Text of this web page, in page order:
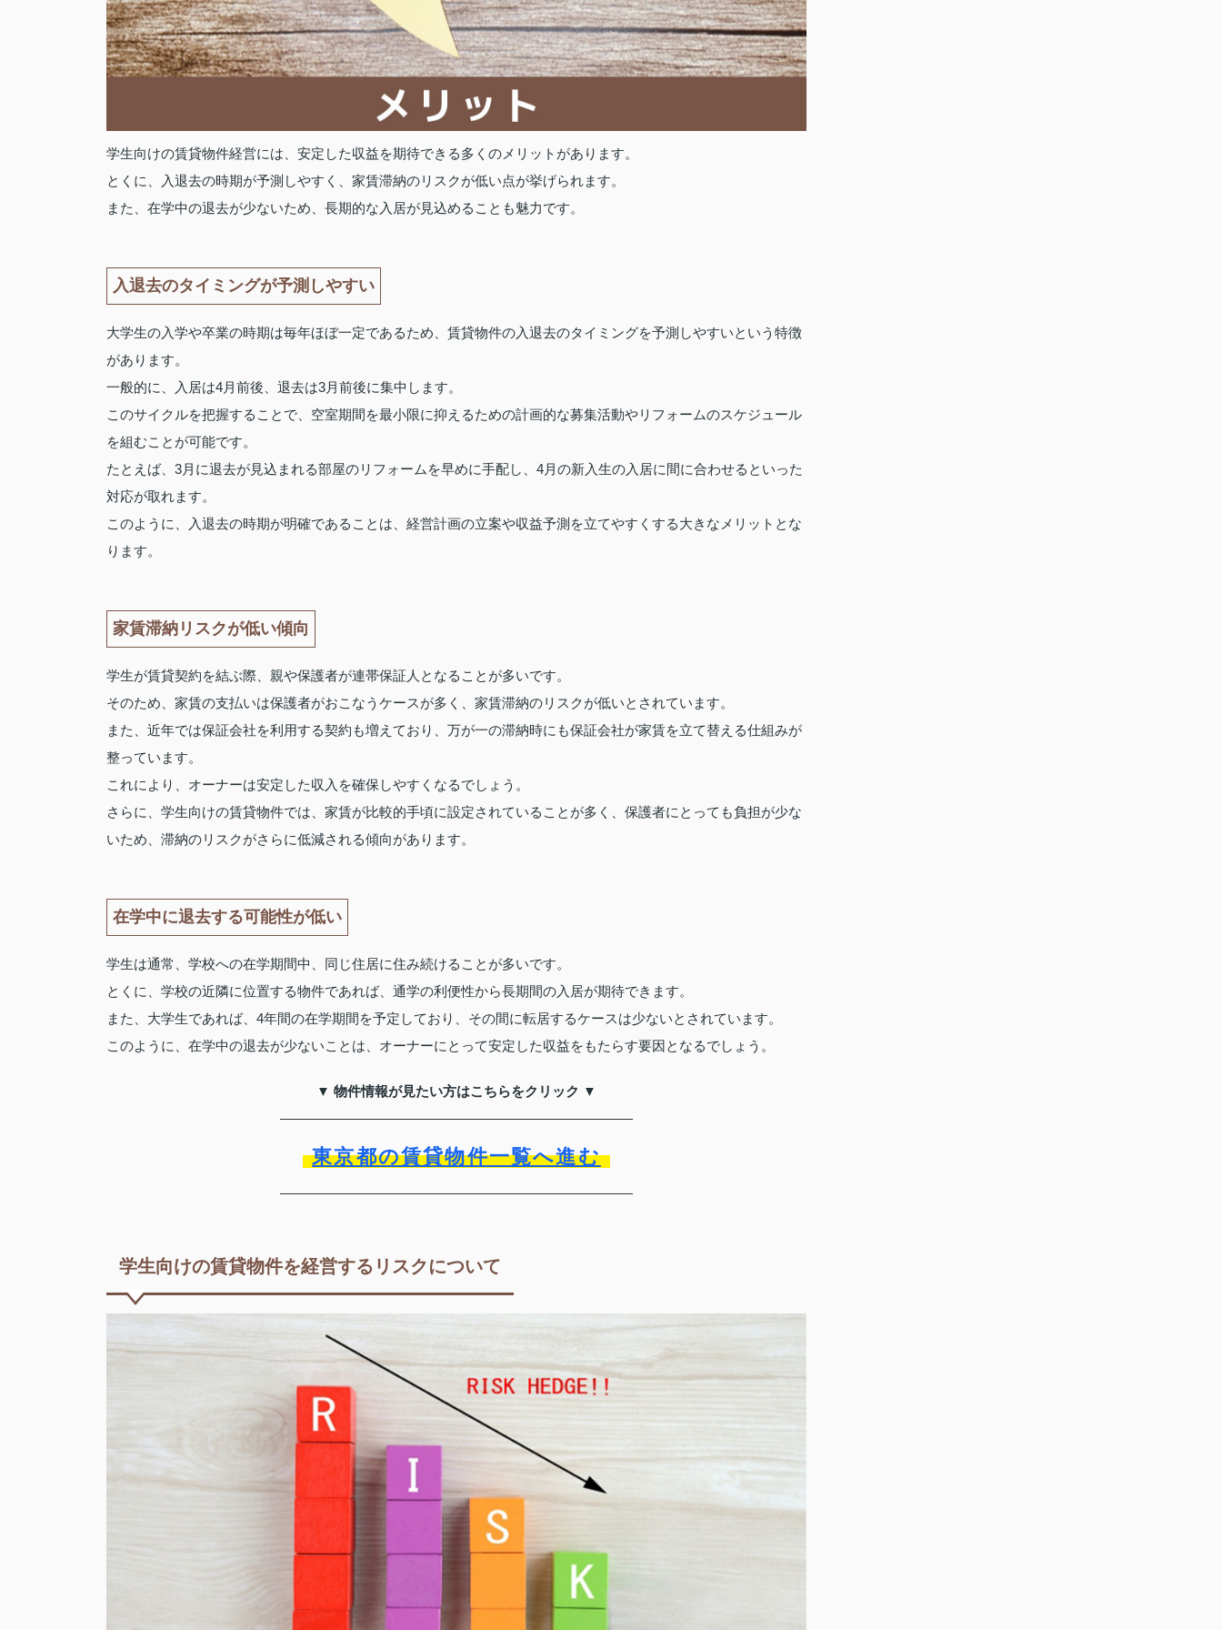
学生向けの賃貸物件経営には、安定した収益を期待できる多くのメリットがあります。
とくに、入退去の時期が予測しやすく、家賃滞納のリスクが低い点が挙げられます。
また、在学中の退去が少ないため、長期的な入居が見込めることも魅力です。
入退去のタイミングが予測しやすい
大学生の入学や卒業の時期は毎年ほぼ一定であるため、賃貸物件の入退去のタイミングを予測しやすいという特徴
があります。
一般的に、入居は4月前後、退去は3月前後に集中します。
このサイクルを把握することで、空室期間を最小限に抑えるための計画的な募集活動やリフォームのスケジュール
を組むことが可能です。
たとえば、3月に退去が見込まれる部屋のリフォームを早めに手配し、4月の新入生の入居に間に合わせるといった
対応が取れます。
このように、入退去の時期が明確であることは、経営計画の立案や収益予測を立てやすくする大きなメリットとな
ります。
家賃滞納リスクが低い傾向
学生が賃貸契約を結ぶ際、親や保護者が連帯保証人となることが多いです。
そのため、家賃の支払いは保護者がおこなうケースが多く、家賃滞納のリスクが低いとされています。
また、近年では保証会社を利用する契約も増えており、万が一の滞納時にも保証会社が家賃を立て替える仕組みが
整っています。
これにより、オーナーは安定した収入を確保しやすくなるでしょう。
さらに、学生向けの賃貸物件では、家賃が比較的手頃に設定されていることが多く、保護者にとっても負担が少な
いため、滞納のリスクがさらに低減される傾向があります。
在学中に退去する可能性が低い
学生は通常、学校への在学期間中、同じ住居に住み続けることが多いです。
とくに、学校の近隣に位置する物件であれば、通学の利便性から長期間の入居が期待できます。
また、大学生であれば、4年間の在学期間を予定しており、その間に転居するケースは少ないとされています。
このように、在学中の退去が少ないことは、オーナーにとって安定した収益をもたらす要因となるでしょう。
▼ 物件情報が見たい方はこちらをクリック ▼
東京都の賃貸物件一覧へ進む
学生向けの賃貸物件を経営するリスクについて